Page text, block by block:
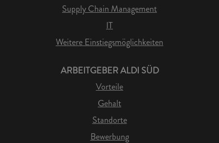
Supply Chain Management
IT
Weitere Einstiegsmöglichkeiten
ARBEITGEBER ALDI SÜD
Vorteile
Gehalt
Standorte
Bewerbung